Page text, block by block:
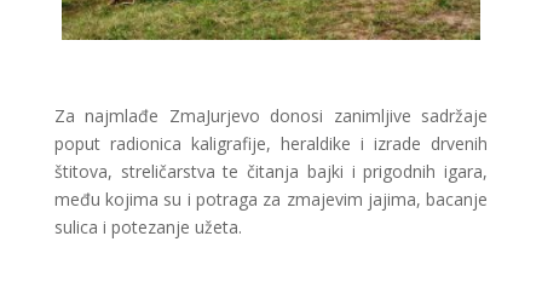
Za najmlađe ZmaJurjevo donosi zanimljive sadržaje
poput radionica kaligrafije, heraldike i izrade drvenih
štitova, streličarstva te čitanja bajki i prigodnih igara,
među kojima su i potraga za zmajevim jajima, bacanje
sulica i potezanje užeta.